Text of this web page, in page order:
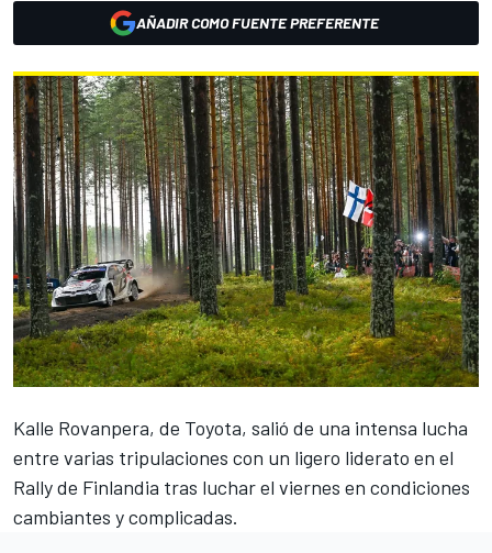
AÑADIR COMO FUENTE PREFERENTE
Kalle Rovanpera, de Toyota, salió de una intensa lucha
entre varias tripulaciones con un ligero liderato en el
Rally de Finlandia tras luchar el viernes en condiciones
cambiantes y complicadas.